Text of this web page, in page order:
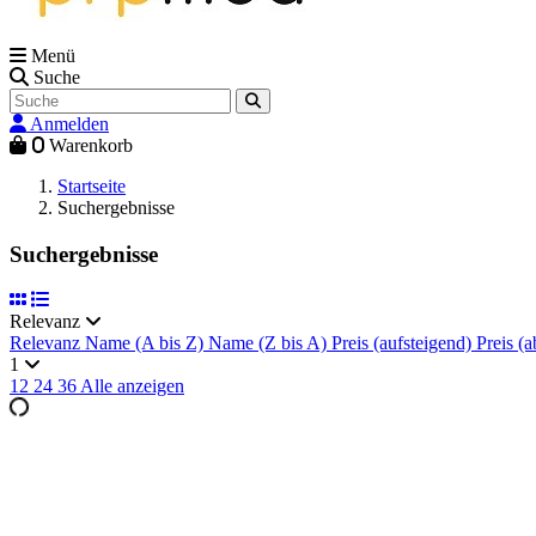
Menü
Suche
Anmelden
0 Warenkorb
Startseite
Suchergebnisse
Suchergebnisse
Relevanz
Relevanz Name (A bis Z) Name (Z bis A) Preis (aufsteigend) Preis
1
12 24 36Alle anzeigen